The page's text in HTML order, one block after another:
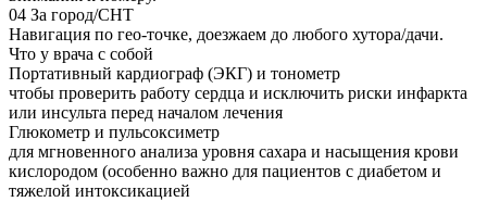
04 За город/СНТ
Навигация по гео-точке, доезжаем до любого хутора/дачи.
Что у врача с собой
Портативный кардиограф (ЭКГ) и тонометр
чтобы проверить работу сердца и исключить риски инфаркта
или инсульта перед началом лечения
Глюкометр и пульсоксиметр
для мгновенного анализа уровня сахара и насыщения крови
кислородом (особенно важно для пациентов с диабетом и
тяжелой интоксикацией